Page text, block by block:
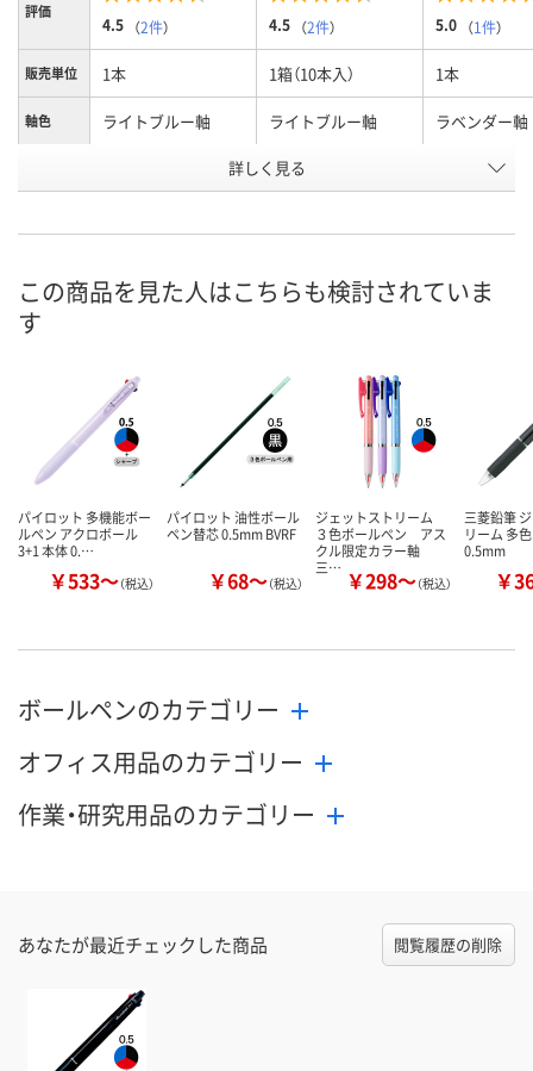
評価
4.5 （2件） 4.5 （2件） 5.0 （1件）
販売単位 1本 1箱（10本入） 1本
軸色 ライトブルー軸 ライトブルー軸 ラベンダー軸
AR90879 AR90859
8月11日（火）
カゴへ
詳しく見る
この商品を見た人はこちらも検討されていま
す
パイロット 多機能ボー
ルペン アクロボール
3+1 本体 0.…
￥533～（税込）
パイロット 油性ボール
ペン替芯 0.5mm BVRF
￥68～（税込）
ジェットストリーム
３色ボールペン アス
クル限定カラー軸
三… ￥298～（税込）
三菱鉛筆
リーム 多
0.5mm
￥
ボールペンのカテゴリー
オフィス用品のカテゴリー
作業・研究用品のカテゴリー
あなたが最近チェックした商品 閲覧履歴の削除